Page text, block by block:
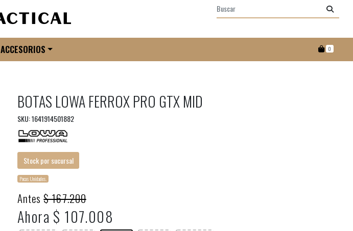
ACCESORIOS 0
BOTAS LOWA FERROX PRO GTX MID
SKU: 1641914501882
Stock por sucursal
Pocas Unidades.
Antes$ 167.200
Ahora $ 107.008